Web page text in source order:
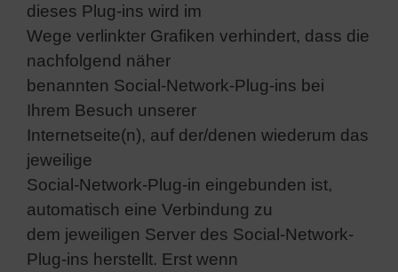
dieses Plug-ins wird im
Wege verlinkter Grafiken verhindert, dass die
nachfolgend näher
benannten Social-Network-Plug-ins bei
Ihrem Besuch unserer
Internetseite(n), auf der/denen wiederum das
jeweilige
Social-Network-Plug-in eingebunden ist,
automatisch eine Verbindung zu
dem jeweiligen Server des Social-Network-
Plug-ins herstellt. Erst wenn